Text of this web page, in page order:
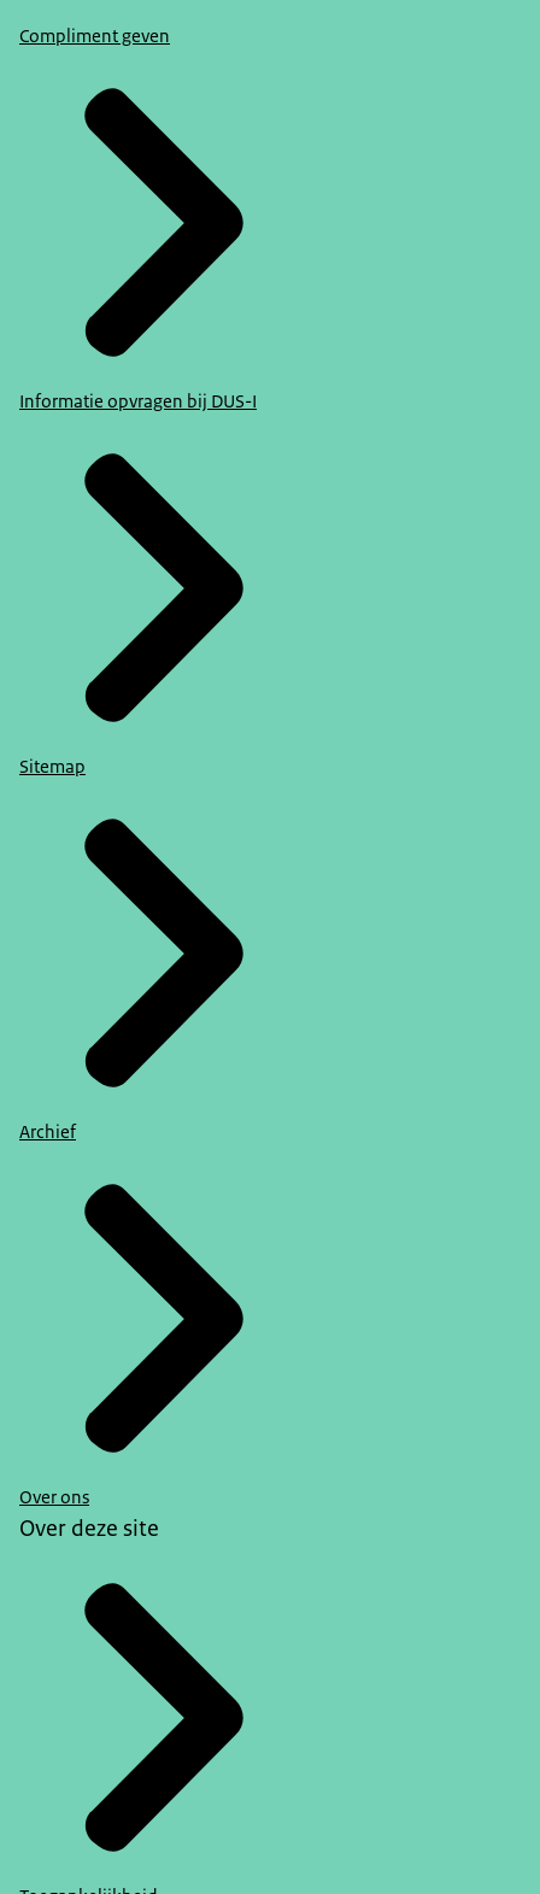
Compliment geven
Informatie opvragen bij DUS-I
Sitemap
Archief
Over ons
Over deze site